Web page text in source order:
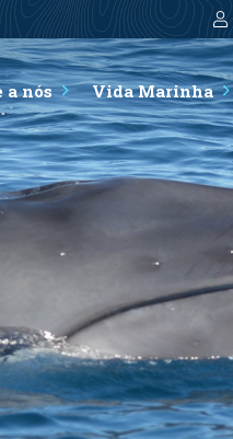
nós Vida Marinha